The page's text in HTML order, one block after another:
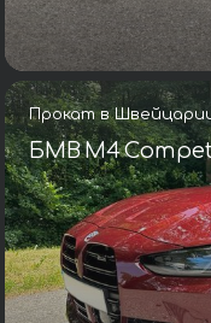
Прокат в
БМВ M4